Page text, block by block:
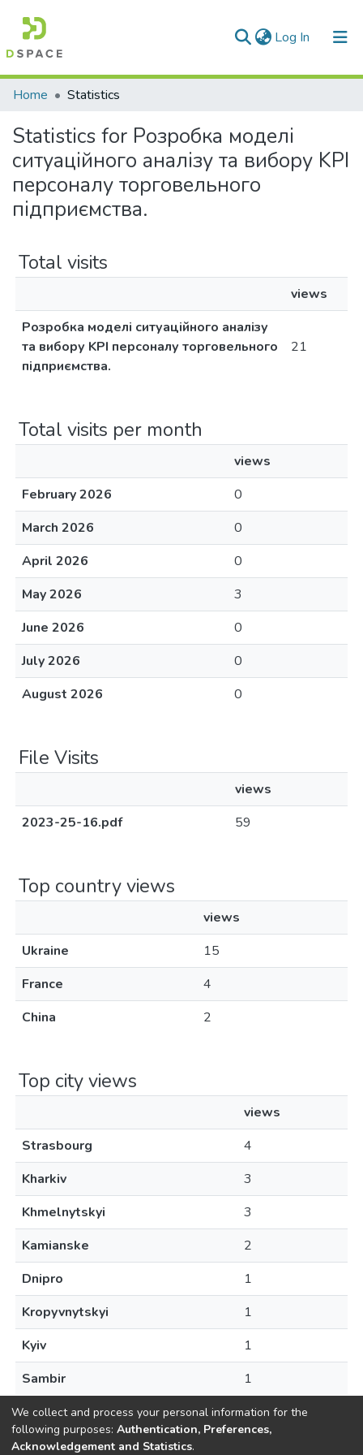
Log In (current)
Communities & Collections
All of DSpace
Home Statistics
Statistics for Розробка моделі
ситуаційного аналізу та вибору KPI
персоналу торговельного
підприємства.
Total visits
views
Розробка моделі ситуаційного аналізу
та вибору KPI персоналу торговельного
підприємства.
21
Total visits per month
views
February 2026
0
March 2026
0
April 2026
0
May 2026
3
June 2026
0
July 2026
0
August 2026
0
File Visits
views
2023-25-16.pdf
59
Top country views
views
Ukraine
15
France
4
China
2
Top city views
views
Strasbourg
4
Kharkiv
3
Khmelnytskyi
3
Kamianske
2
Dnipro
1
Kropyvnytskyi
1
Kyiv
1
Sambir
1
We collect and process your personal information for the
following purposes: Authentication, Preferences,
Acknowledgement and Statistics.